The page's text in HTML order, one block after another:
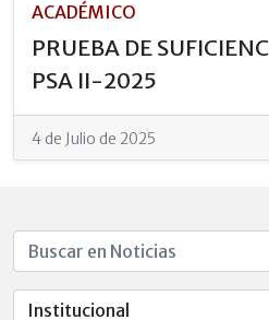
ACADÉMICO
PRUEBA DE
PSA II-2025
4 de Julio de 2025